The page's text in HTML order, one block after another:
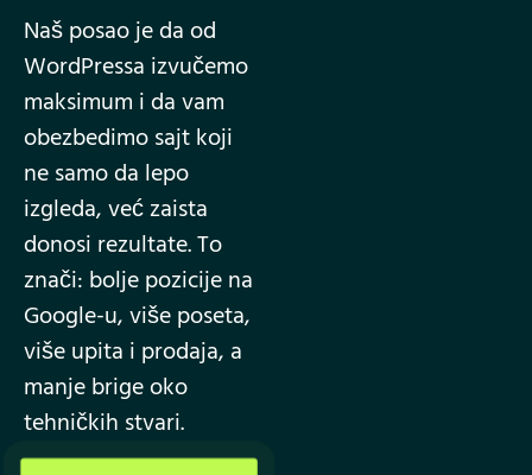
Naš posao je da od
WordPressa izvučemo
maksimum i da vam
obezbedimo sajt koji
ne samo da lepo
izgleda, već zaista
donosi rezultate. To
znači: bolje pozicije na
Google-u, više poseta,
više upita i prodaja, a
manje brige oko
tehničkih stvari.